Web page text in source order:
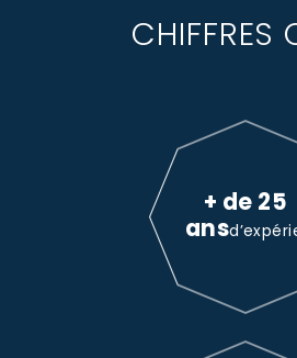
CHIFFRES
+ de 25
ans